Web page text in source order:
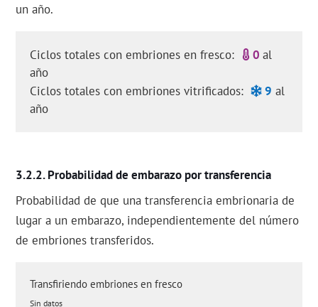
un año.
Ciclos totales con embriones en fresco: 0al
año
Ciclos totales con embriones vitrificados:
9 al
año
Probabilidad de embarazo por transferencia
Probabilidad de que una transferencia embrionaria de
lugar a un embarazo, independientemente del número
de embriones transferidos.
Transfiriendo embriones en fresco
Sin datos